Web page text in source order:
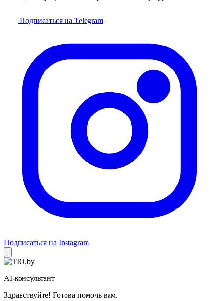
Подписаться на Telegram
Подписаться на Instagram
AI-консультант
Здравствуйте! Готова помочь вам.